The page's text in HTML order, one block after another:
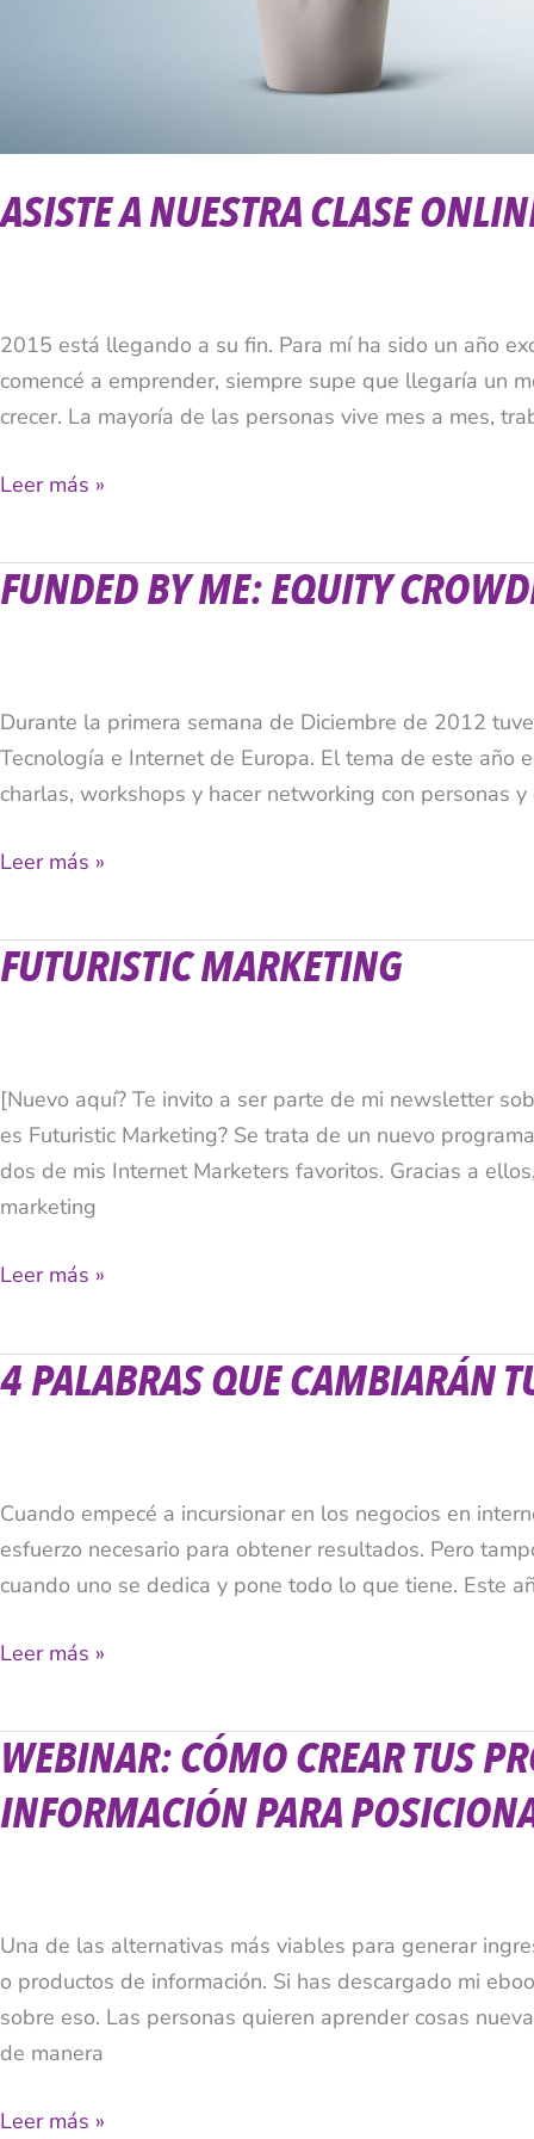
ASISTE A NUESTRA CLASE
2015 está llegando a su fin. Para mí ha sido un año
comencé a emprender, siempre supe que llegaría un
crecer. La mayoría de las personas vive mes a mes,
Leer más »
FUNDED BY ME: EQUITY
Durante la primera semana de Diciembre de 2012
Tecnología e Internet de Europa. El tema de este año
charlas, workshops y hacer networking con personas
Funded
Crowdfunding
Made
in
Leer más »
FUTURISTIC MARKETING
[Nuevo aquí? Te invito a ser parte de mi newsletter
es Futuristic Marketing? Se trata de un nuevo
dos de mis Internet Marketers favoritos. Gracias a
marketing
Futuristic
Leer más »
4 PALABRAS QUE CAMBIARÁN
Cuando empecé a incursionar en los negocios en
esfuerzo necesario para obtener resultados. Pero
cuando uno se dedica y pone todo lo que tiene. Este
4
Tu
Emprendimiento
en
Leer más »
WEBINAR: CÓMO CREAR TUS
INFORMACIÓN PARA
Una de las alternativas más viables para generar
o productos de información. Si has descargado mi
sobre eso. Las personas quieren aprender cosas
de manera
Webinar:
Crear
Información
YLeer más »